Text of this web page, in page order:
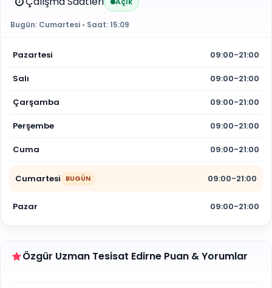
Bugün: Cumartesi • Saat:15:09
Pazartesi 09:00-21:00
Salı 09:00-21:00
Çarşamba 09:00-21:00
Perşembe 09:00-21:00
Cuma 09:00-21:00
Cumartesi BUGÜN 09:00-21:00
Pazar 09:00-21:00
Özgür Uzman Tesisat Edirne Puan & Yorumlar